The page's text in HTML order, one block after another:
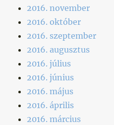
2016. november
2016. október
2016. szeptember
2016. augusztus
2016. július
2016. június
2016. május
2016. április
2016. március